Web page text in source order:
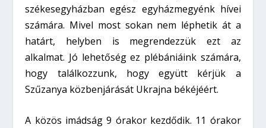
székesegyházban egész egyházmegyénk hívei
számára. Mivel most sokan nem léphetik át a
határt, helyben is megrendezzük ezt az
alkalmat. Jó lehetőség ez plébániáink számára,
hogy találkozzunk, hogy együtt kérjük a
Szűzanya közbenjárását Ukrajna békéjéért.
A közös imádság 9 órakor kezdődik. 11 órakor